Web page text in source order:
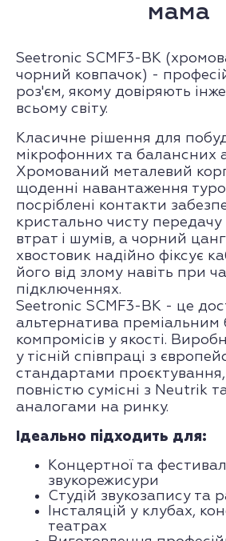
мама
Seetronic SCMF3-BK
чорний ковпачок) -
роз'єм, якому довіряють
всьому світу.
Класичне рішення для
мікрофонних та балансних
Хромований металевий
щоденні навантаження
посріблені контакти
кристально чисту передачу
втрат і шумів, а чорний
хвостовик надійно фіксує
його від злому навіть при
підключеннях.
Seetronic SCMF3-BK - це
альтернатива преміальним
компромісів у якості.
у тісній співпраці з
стандартами
повністю сумісні з Neutrik
аналогами на ринку.
Ідеально підходить для:
Концертної та
звукорежисури
Студій звукозапису та
Інсталяцій у клубах,
театрах